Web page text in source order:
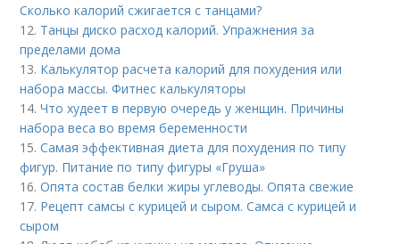
Сколько калорий сжигается с танцами?
12. Танцы диско расход калорий. Упражнения за
пределами дома
13. Калькулятор расчета калорий для похудения или
набора массы. Фитнес калькуляторы
14.Что худеет в первую очередь у женщин. Причины
набора веса во время беременности
15.Самая эффективная диета для похудения по типу
фигур. Питание по типу фигуры «Груша»
16.Опята состав белки жиры углеводы. Опята свежие
17. Рецепт самсы с курицей и сыром. Самса с курицей и
сыром